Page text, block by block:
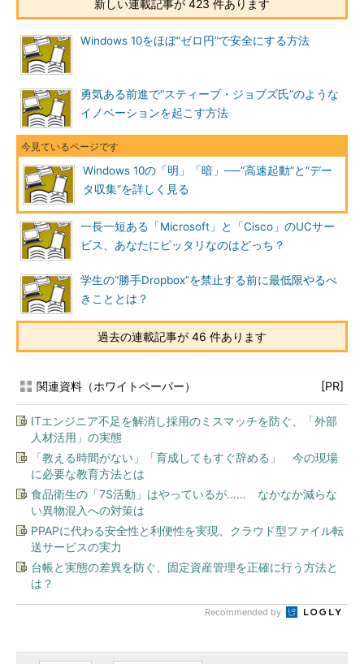
新しい連載記事が 423 件あります
Windows 10をほぼ“ゼロ円”で安全にする方法
勇気ある前進で“スティーブ・ジョブズ氏”のような
イノベーションを起こす方法
Windows 10の「明」「暗」──“高速起動”と“デー
タ収集”を詳しく見る
一長一短ある「Microsoft」と「Cisco」のUCサー
ビス、あなたにピッタリなのはどっち？
学生の“勝手Dropbox”を禁止する前に最低限やるべ
きこととは？
過去の連載記事が 46 件あります
関連資料（ホワイトペーパー） [PR]
ITエンジニア不足を解消し採用のミスマッチを防ぐ、「外部
人材活用」の実態
「教える時間がない」「育成してもすぐ辞める」 今の現場
に必要な教育方法とは
食品衛生の「7S活動」はやっているが…… なかなか減らな
い異物混入への対策は
PPAPに代わる安全性と利便性を実現、クラウド型ファイル転
送サービスの実力
台帳と実態の差異を防ぐ、固定資産管理を正確に行う方法と
は？
Recommended by